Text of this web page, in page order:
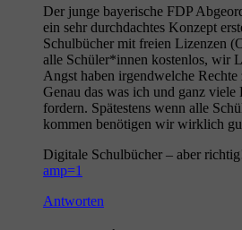
Der junge bayerische FDP
ein sehr durchdachtes Konzept
Schulbücher mit freien Lizenzen
alle Schüler*innen kostenlos, wir
Angst haben irgendwelche Rechte
Genau das was ich und ganz viele
fordern. Spätestens wenn alle
kommen benötigen wir wirklich
Digitale Schulbücher – aber
amp=1
Antworten